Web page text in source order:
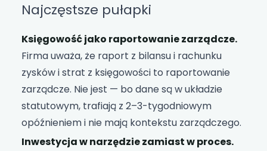
Najczęstsze pułapki
Księgowość jako raportowanie zarządcze.
Firma uważa, że raport z bilansu i rachunku
zysków i strat z księgowości to raportowanie
zarządcze. Nie jest — bo dane są w układzie
statutowym, trafiają z 2–3-tygodniowym
opóźnieniem i nie mają kontekstu zarządczego.
Inwestycja w narzędzie zamiast w proces.